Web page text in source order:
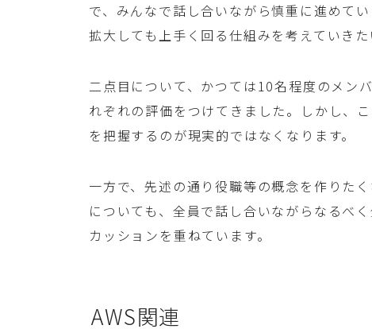
で、みんなで話し合いながら慎重に進めて
拡大しても上手く回る仕組みを考えていきた
二点目について、かつては10名程度のメン
れぞれの評価をつけてきました。しかし、
を把握するのが現実的ではなくなります。
一方で、先述の通り役職等の概念を作りた
についても、全員で話し合いながらなるべ
カッションを重ねています。
AWS関連